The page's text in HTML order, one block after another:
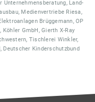
Unternehmensberatung, Land-
Medienvertriebe Riesa,
Brüggemann, OP
GmbH, Gierth X-Ray
Tischlerei Winkler,
Deutscher Kinderschutzbund